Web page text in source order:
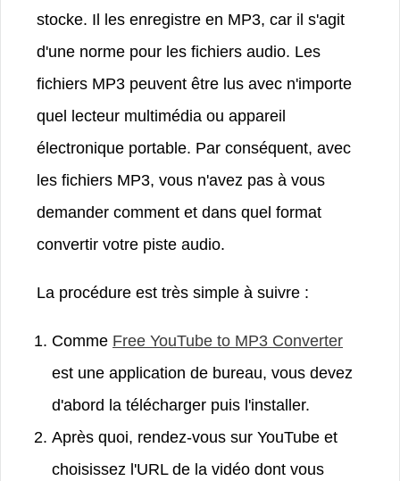
stocke. Il les enregistre en MP3, car il s'agit
d'une norme pour les fichiers audio. Les
fichiers MP3 peuvent être lus avec n'importe
quel lecteur multimédia ou appareil
électronique portable. Par conséquent, avec
les fichiers MP3, vous n'avez pas à vous
demander comment et dans quel format
convertir votre piste audio.
La procédure est très simple à suivre :
Comme Free YouTube to MP3 Converter
est une application de bureau, vous devez
d'abord la télécharger puis l'installer.
Après quoi, rendez-vous sur YouTube et
choisissez l'URL de la vidéo dont vous